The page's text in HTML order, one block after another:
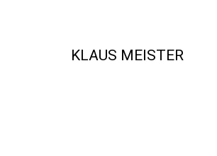
KLAUS MEISTER